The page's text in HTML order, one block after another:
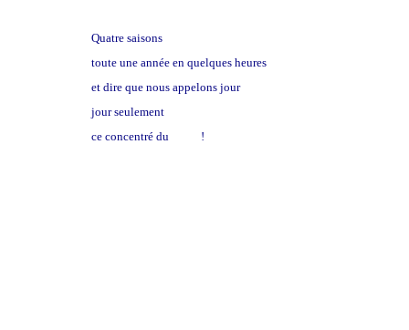
Quatre saisons
toute une année en quelques heures
et dire que nous appelons jour
jour seulement
ce concentré du
!